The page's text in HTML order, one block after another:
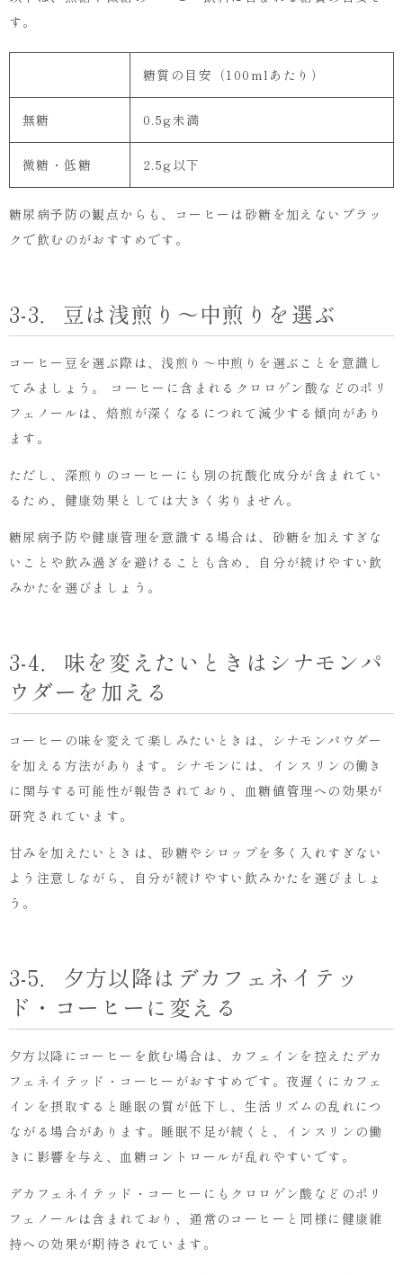
す。
糖質の目安（100mlあたり）
無糖 0.5g未満
微糖・低糖 2.5g以下
糖尿病予防の観点からも、コーヒーは砂糖を加えないブラッ
クで飲むのがおすすめです。
3-3．豆は浅煎り〜中煎りを選ぶ
コーヒー豆を選ぶ際は、浅煎り〜中煎りを選ぶことを意識し
てみましょう。 コーヒーに含まれるクロロゲン酸などのポリ
フェノールは、焙煎が深くなるにつれて減少する傾向があり
ます。
ただし、深煎りのコーヒーにも別の抗酸化成分が含まれてい
るため、健康効果としては大きく劣りません。
糖尿病予防や健康管理を意識する場合は、砂糖を加えすぎな
いことや飲み過ぎを避けることも含め、自分が続けやすい飲
みかたを選びましょう。
3-4．味を変えたいときはシナモンパ
ウダーを加える
コーヒーの味を変えて楽しみたいときは、シナモンパウダー
を加える方法があります。シナモンには、インスリンの働き
に関与する可能性が報告されており、血糖値管理への効果が
研究されています。
甘みを加えたいときは、砂糖やシロップを多く入れすぎない
よう注意しながら、自分が続けやすい飲みかたを選びましょ
う。
3-5．夕方以降はデカフェネイテッ
ド・コーヒーに変える
夕方以降にコーヒーを飲む場合は、カフェインを控えたデカ
フェネイテッド・コーヒーがおすすめです。夜遅くにカフェ
インを摂取すると睡眠の質が低下し、生活リズムの乱れにつ
ながる場合があります。睡眠不足が続くと、インスリンの働
きに影響を与え、血糖コントロールが乱れやすいです。
デカフェネイテッド・コーヒーにもクロロゲン酸などのポリ
フェノールは含まれており、通常のコーヒーと同様に健康維
持への効果が期待されています。